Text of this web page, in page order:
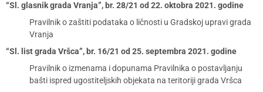
“Sl. glasnik grada Vranja”, br. 28/21 od 22. oktobra 2021. godine
Pravilnik o zaštiti podataka o ličnosti u Gradskoj upravi grada
Vranja
“Sl. list grada Vršca”, br. 16/21 od 25. septembra 2021. godine
Pravilnik o izmenama i dopunama Pravilnika o postavljanju
bašti ispred ugostiteljskih objekata na teritoriji grada Vršca